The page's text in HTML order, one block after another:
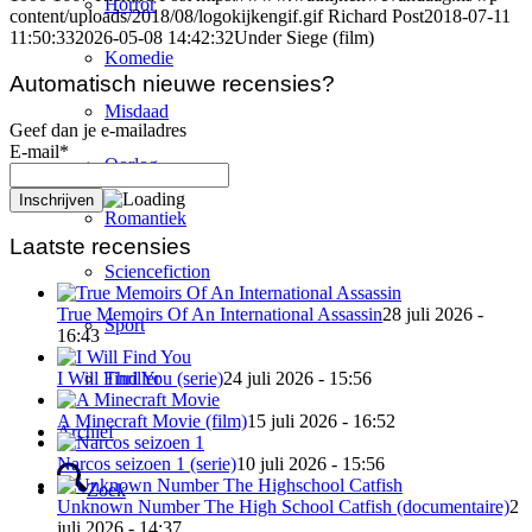
Horror
Komedie
Misdaad
Oorlog
Romantiek
Sciencefiction
Sport
Thriller
Archief
Zoek
content/uploads/2018/08/logokijkengif.gif Richard Post2018-07-11
11:50:332026-05-08 14:42:32Under Siege (film)
Automatisch nieuwe recensies?
Geef dan je e-mailadres
E-mail*
Laatste recensies
True Memoirs Of An International Assassin28 juli 2026 -
16:43
I Will Find You (serie)24 juli 2026 - 15:56
A Minecraft Movie (film)15 juli 2026 - 16:52
Narcos seizoen 1 (serie)10 juli 2026 - 15:56
Unknown Number The High School Catfish (documentaire)2